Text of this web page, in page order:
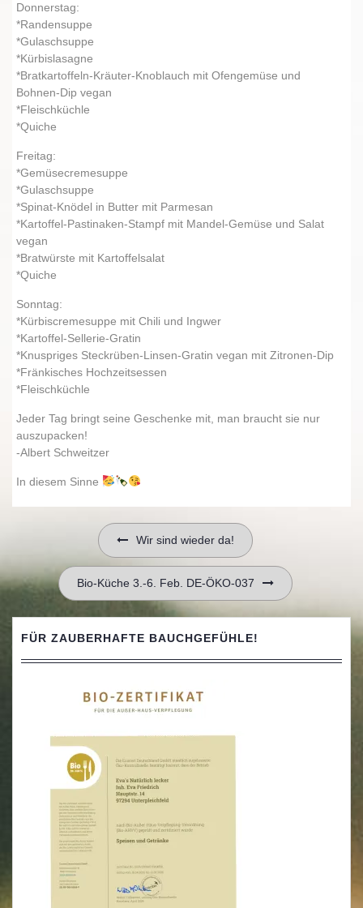
Donnerstag:
*Randensuppe
*Gulaschsuppe
*Kürbislasagne
*Bratkartoffeln-Kräuter-Knoblauch mit Ofengemüse und
Bohnen-Dip vegan
*Fleischküchle
*Quiche
Freitag:
*Gemüsecremesuppe
*Gulaschsuppe
*Spinat-Knödel in Butter mit Parmesan
*Kartoffel-Pastinaken-Stampf mit Mandel-Gemüse und Salat
vegan
*Bratwürste mit Kartoffelsalat
*Quiche
Sonntag:
*Kürbiscremesuppe mit Chili und Ingwer
*Kartoffel-Sellerie-Gratin
*Knuspriges Steckrüben-Linsen-Gratin vegan mit Zitronen-Dip
*Fränkisches Hochzeitsessen
*Fleischküchle
Jeder Tag bringt seine Geschenke mit, man braucht sie nur
auszupacken!
-Albert Schweitzer
In diesem Sinne
Beitragsnavigation Wir sind wieder da!
Bio-Küche 3.-6. Feb. DE-ÖKO-037
FÜR ZAUBERHAFTE BAUCHGEFÜHLE!